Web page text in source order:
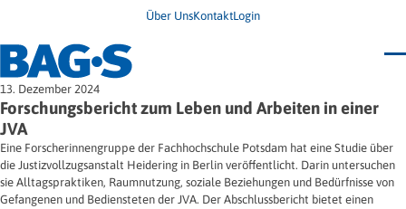
Über UnsKontaktLogin
Bundestagung 2026
Wo finde ich Hilfe?
News
Termine
Veröffentlichungen
Infodienst
Wegweiser
Jugendbroschüre
Unsere Themen
Angehörige
Ersatzfreiheitsstrafe
13. Dezember 2024
Forschungsbericht zum Leben und Arbeiten in einer
JVA
Eine Forscherinnengruppe der Fachhochschule Potsdam hat eine Studie über
die Justizvollzugsanstalt Heidering in Berlin veröffentlicht. Darin untersuchen
sie Alltagspraktiken, Raumnutzung, soziale Beziehungen und Bedürfnisse von
Gefangenen und Bediensteten der JVA. Der Abschlussbericht bietet einen